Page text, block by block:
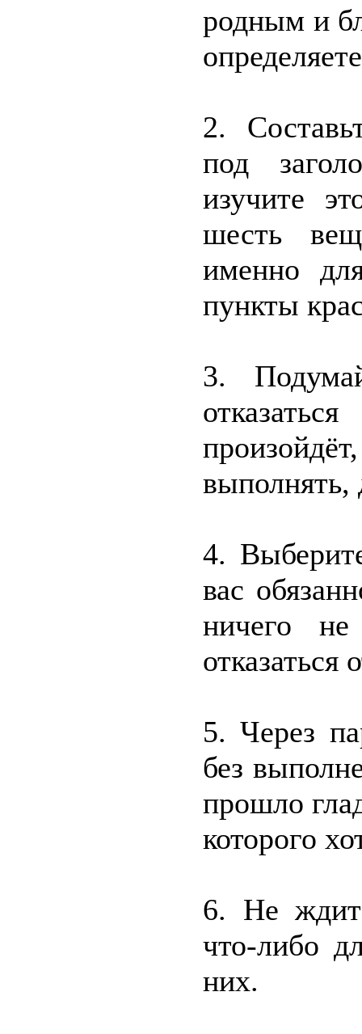
родным и
2.
под
изучите
шесть
именно
пункты
3.
выполнять,
4.
вас
ничего
отказаться
5. Через
без
прошло
которого
6. Не
что-либо
них.